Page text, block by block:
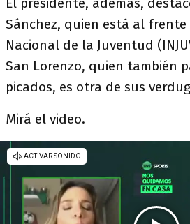
Sánchez, quien está al
Nacional de la Juventud
San Lorenzo, quien también
picados, es otra de sus
Mirá el video.